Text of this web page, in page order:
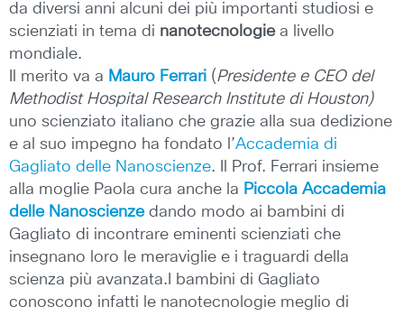
da diversi anni alcuni dei più importanti studiosi e
scienziati in tema di nanotecnologiea livello
mondiale.
Il merito va a Mauro Ferrari (Presidente e CEO del
Methodist Hospital Research Institute di Houston)
uno scienziato italiano che grazie alla sua dedizione
e al suo impegno ha fondato l’Accademia di
Gagliato delle Nanoscienze. Il Prof. Ferrari insieme
alla moglie Paola cura anche la Piccola Accademia
delle Nanoscienzedando modo ai bambini di
Gagliato di incontrare eminenti scienziati che
insegnano loro le meraviglie e i traguardi della
scienza più avanzata.I bambini di Gagliato
conoscono infatti le nanotecnologie meglio di